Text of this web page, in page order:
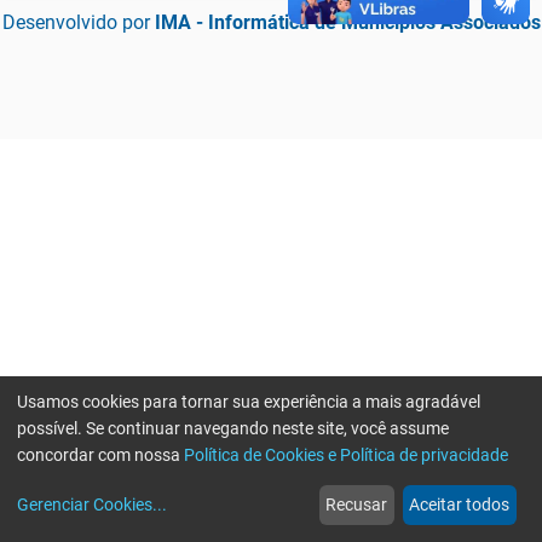
Desenvolvido por IMA - Informática de Municípios Associados
web
Notícias
more_horiz
Mais
Usamos cookies para tornar sua experiência a mais agradável
possível. Se continuar navegando neste site, você assume
concordar com nossa Política de Cookies e Política de privacidade
Gerenciar Cookies... Recusar Aceitar todos
Erro ao enviar informações, por favor tente novamente